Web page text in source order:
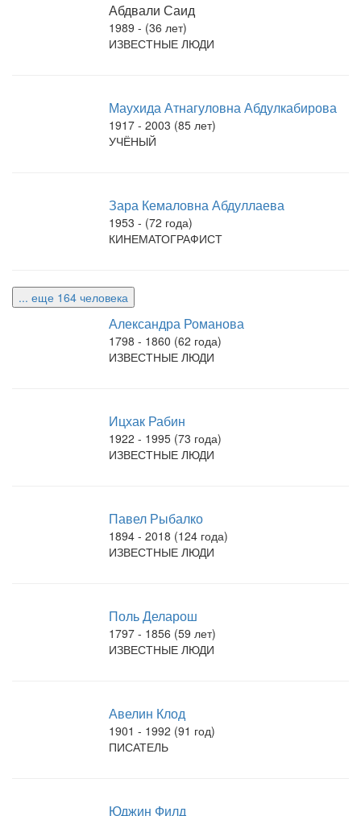
Абдвали Саид
1989 - (36 лет)
ИЗВЕСТНЫЕ ЛЮДИ
Маухида Атнагуловна Абдулкабирова
1917 - 2003 (85 лет)
УЧЁНЫЙ
Зара Кемаловна Абдуллаева
1953 - (72 года)
КИНЕМАТОГРАФИСТ
... еще 164 человека
Александра Романова
1798 - 1860 (62 года)
ИЗВЕСТНЫЕ ЛЮДИ
Ицхак Рабин
1922 - 1995 (73 года)
ИЗВЕСТНЫЕ ЛЮДИ
Павел Рыбалко
1894 - 2018 (124 года)
ИЗВЕСТНЫЕ ЛЮДИ
Поль Деларош
1797 - 1856 (59 лет)
ИЗВЕСТНЫЕ ЛЮДИ
Авелин Клод
1901 - 1992 (91 год)
ПИСАТЕЛЬ
Юджин Филд